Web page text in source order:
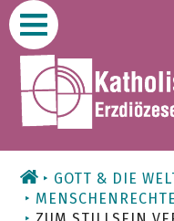
Zum
Inhalt
GOTT & DIE